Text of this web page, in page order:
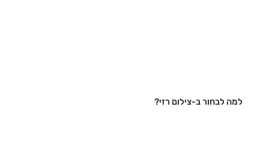
למה לבחור ב-צילום רזי?